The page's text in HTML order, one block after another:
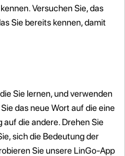
Versuchen Sie, das
Sie bereits kennen, damit
Sie lernen, und verwenden
das neue Wort auf die eine
die andere. Drehen Sie
sich die Bedeutung der
Sie unsere LinGo-App